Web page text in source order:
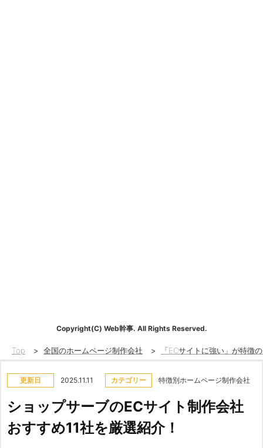
Copyright(C) Web幹事. All Rights Reserved.
Top > 全国のホームページ制作会社 > 「ECサイトに強い」が特徴
更新日 2025.11.11 カテゴリー 特徴別ホームページ制作会社
ショップサーブのECサイト制作会社
おすすめ11社を厳選紹介！